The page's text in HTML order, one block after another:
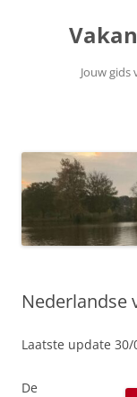
Jouw
Nederlandse
Laatste update
De